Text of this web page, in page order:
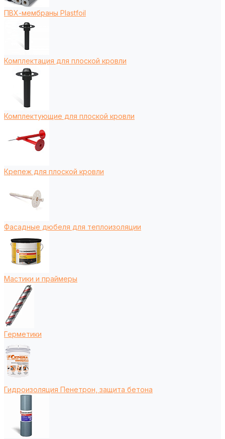
ПВХ-мембраны Plastfoil
Комплектация для плоской кровли
Комплектующие для плоской кровли
Крепеж для плоской кровли
Фасадные дюбеля для теплоизоляции
Мастики и праймеры
Герметики
Гидроизоляция Пенетрон, защита бетона